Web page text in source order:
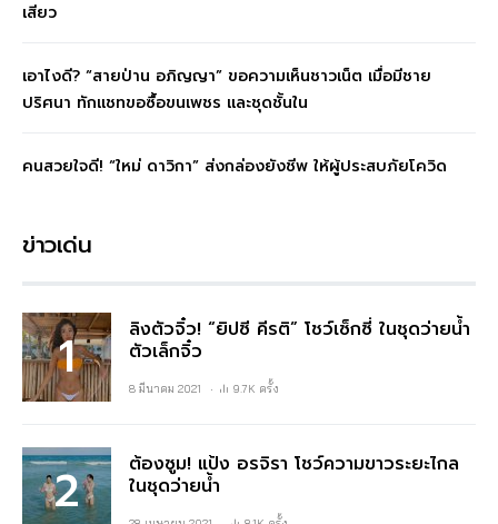
เสียว
เอาไงดี? “สายป่าน อภิญญา” ขอความเห็นชาวเน็ต เมื่อมีชาย
ปริศนา ทักแชทขอซื้อขนเพชร และชุดชั้นใน
คนสวยใจดี! “ใหม่ ดาวิกา” ส่งกล่องยังชีพ ให้ผู้ประสบภัยโควิด
ข่าวเด่น
ลิงตัวจิ๋ว! “ยิปซี คีรติ” โชว์เซ็กซี่ ในชุดว่ายน้ำ
ตัวเล็กจิ๋ว
8 มีนาคม 2021 9.7K ครั้ง
ต้องซูม! แป้ง อรจิรา โชว์ความขาวระยะไกล
ในชุดว่ายน้ำ